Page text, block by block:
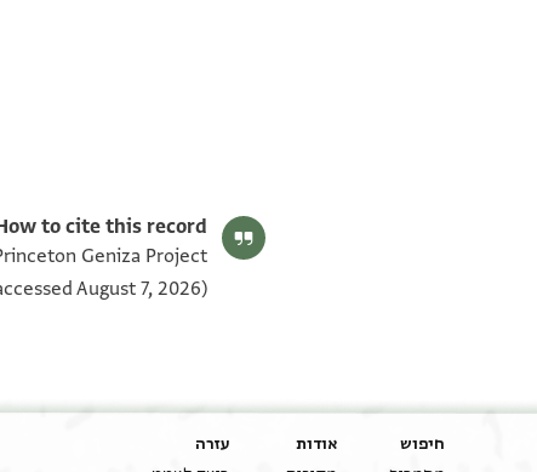
to cite this record:
Geniza Project
August 7, 2026).
חיפוש אודות עזרה